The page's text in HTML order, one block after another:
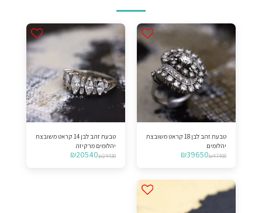
טבעת זהב לבן 18 קראט משובצת
יהלומים
₪47400
₪39650
טבעת זהב לבן 14 קראט משובצת
יהלומים מרקיזה
₪24430
₪20540